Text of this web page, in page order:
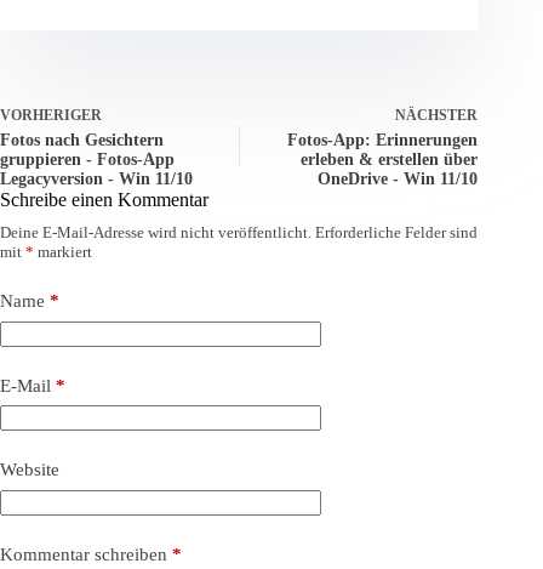
VORHERIGER
Fotos nach Gesichtern
gruppieren - Fotos-App
Legacyversion - Win 11/10
NÄCHSTER
Fotos-App: Erinnerungen
erleben & erstellen über
OneDrive - Win 11/10
Schreibe einen Kommentar
Deine E-Mail-Adresse wird nicht veröffentlicht. Erforderliche Felder sind
mit * markiert
Name *
E-Mail *
Website
Kommentar schreiben *